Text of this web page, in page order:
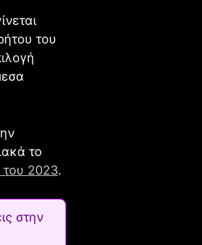
του
το
του 2023.
στην